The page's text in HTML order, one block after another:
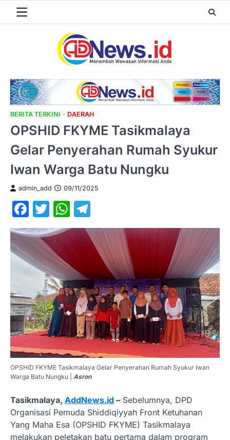
BERITA TERKINI DAERAH
OPSHID FKYME Tasikmalaya
Gelar Penyerahan Rumah Syukur
Iwan Warga Batu Nungku
admin_add 09/11/2025
Facebook
TwitterWhatsApp
OPSHID FKYME Tasikmalaya Gelar Penyerahan Rumah Syukur Iwan
Warga Batu Nungku | Asron
Tasikmalaya, AddNews.id – Sebelumnya, DPD
Organisasi Pemuda Shiddiqiyyah Front Ketuhanan
Yang Maha Esa (OPSHID FKYME) Tasikmalaya
melakukan peletakan batu pertama dalam program